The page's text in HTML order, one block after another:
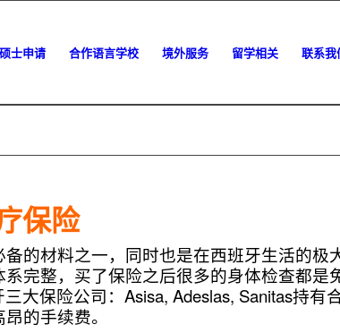
士申请 合作语言学校 境外服务 留学相关 联系我
保险
的材料之一，同时也是在西班牙生活的极
完整，买了保险之后很多的身体检查都是
大保险公司：Asisa, Adeslas, Sanitas持有
的手续费。